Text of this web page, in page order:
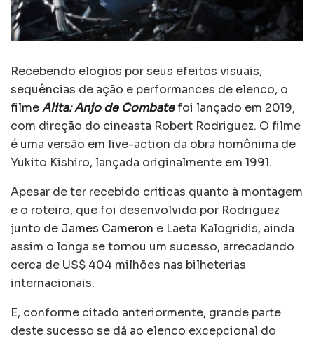
Recebendo elogios por seus efeitos visuais,
sequências de ação e performances de elenco, o
filmeAlita: Anjo de Combatefoi lançado em 2019,
com direção do cineasta Robert Rodriguez. O filme
é uma versão em live-action da obra homônima de
Yukito Kishiro, lançada originalmente em 1991.
Apesar de ter recebido críticas quanto à montagem
e o roteiro, que foi desenvolvido por Rodriguez
junto de James Cameron e Laeta Kalogridis, ainda
assim o longa se tornou um sucesso, arrecadando
cerca de US$ 404 milhões nas bilheterias
internacionais.
E, conforme citado anteriormente, grande parte
deste sucesso se dá ao elenco excepcional do